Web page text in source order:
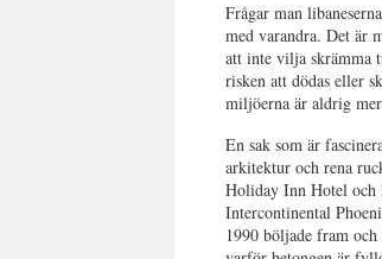
Frågar man
med varandra. Det är
att inte vilja skrämma
risken att dödas eller
miljöerna är aldrig
En sak som är
arkitektur och rena
Holiday Inn Hotel
Intercontinental
1990 böljade fram